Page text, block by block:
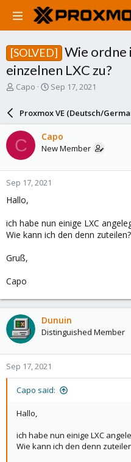
[SOLVED]
Wie ordne
einzelnen LXC zu?
T
a
d
s
t
a
r
t
e
Capo
S
r
d
a
e
Sep 17, 2021
Proxmox VE (Deutsch/
C Capo
New Member
Sep 17, 2021
Hallo,
ich habe nun einige LXC
Wie kann ich den denn zuteilen?
Gruß,
Capo
Dunuin
Distinguished Member
Sep 17, 2021
Capo said:
Hallo,
ich habe nun einige LXC
Wie kann ich den denn